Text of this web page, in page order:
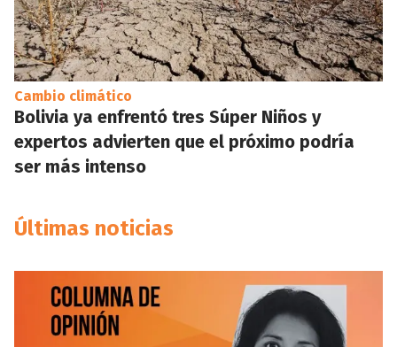
Cambio climático
Bolivia ya enfrentó tres Súper Niños y
expertos advierten que el próximo podría
ser más intenso
Últimas noticias